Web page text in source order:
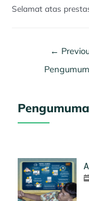
Selamat atas
←